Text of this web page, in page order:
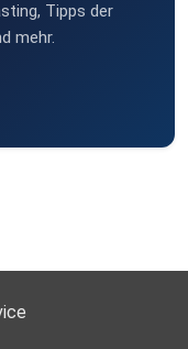
Tipps der
mehr.